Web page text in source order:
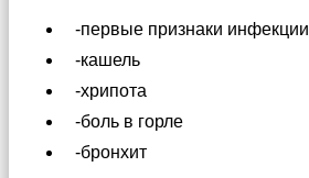
-первые признаки инфекции
-кашель
-хрипота
-боль в горле
-бронхит